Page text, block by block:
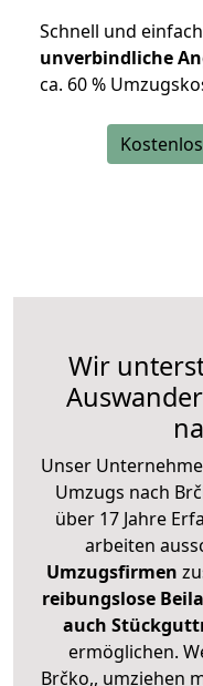
Schnell und einfach
unverbindliche
ca. 60 %
Wir
Unser
Umzugs nach
über 17 Jahre
arbeiten
Umzugsfirmen
reibungslose
auch
ermöglichen.
Brčko,, umziehen